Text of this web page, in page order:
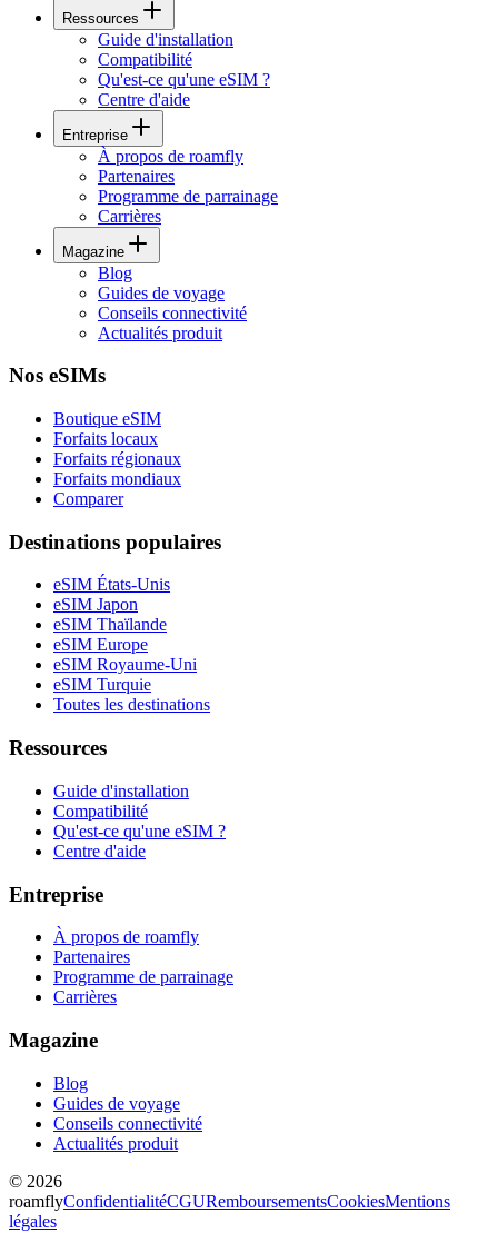
Ressources
Guide d'installation
Compatibilité
Qu'est-ce qu'une eSIM ?
Centre d'aide
Entreprise
À propos de roamfly
Partenaires
Programme de parrainage
Carrières
Magazine
Blog
Guides de voyage
Conseils connectivité
Actualités produit
Nos eSIMs
Boutique eSIM
Forfaits locaux
Forfaits régionaux
Forfaits mondiaux
Comparer
Destinations populaires
eSIM États-Unis
eSIM Japon
eSIM Thaïlande
eSIM Europe
eSIM Royaume-Uni
eSIM Turquie
Toutes les destinations
Ressources
Guide d'installation
Compatibilité
Qu'est-ce qu'une eSIM ?
Centre d'aide
Entreprise
À propos de roamfly
Partenaires
Programme de parrainage
Carrières
Magazine
Blog
Guides de voyage
Conseils connectivité
Actualités produit
© 2026
roamflyConfidentialitéCGURemboursementsCookiesMentions
légales